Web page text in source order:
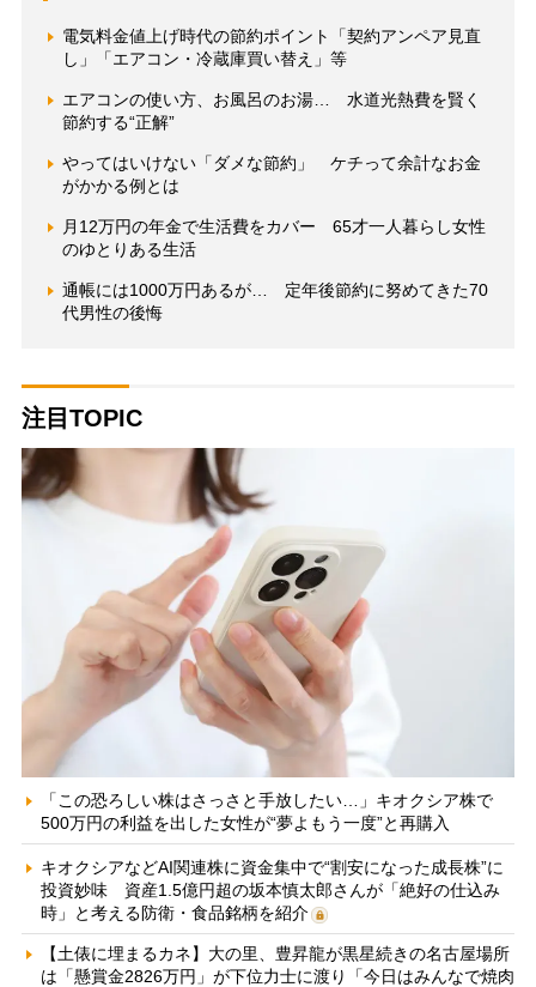
電気料金値上げ時代の節約ポイント「契約アンペア見直
し」「エアコン・冷蔵庫買い替え」等
エアコンの使い方、お風呂のお湯… 水道光熱費を賢く
節約する“正解”
やってはいけない「ダメな節約」 ケチって余計なお金
がかかる例とは
月12万円の年金で生活費をカバー 65才一人暮らし女性
のゆとりある生活
通帳には1000万円あるが… 定年後節約に努めてきた70
代男性の後悔
注目TOPIC
「この恐ろしい株はさっさと手放したい…」キオクシア株で
500万円の利益を出した女性が“夢よもう一度”と再購入
キオクシアなどAI関連株に資金集中で“割安になった成長株”に
投資妙味 資産1.5億円超の坂本慎太郎さんが「絶好の仕込み
時」と考える防衛・食品銘柄を紹介
【土俵に埋まるカネ】大の里、豊昇龍が黒星続きの名古屋場所
は「懸賞金2826万円」が下位力士に渡り「今日はみんなで焼肉